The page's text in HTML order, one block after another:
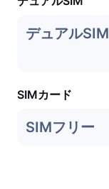
デュアルSIM
SIMカード
SIMフリー